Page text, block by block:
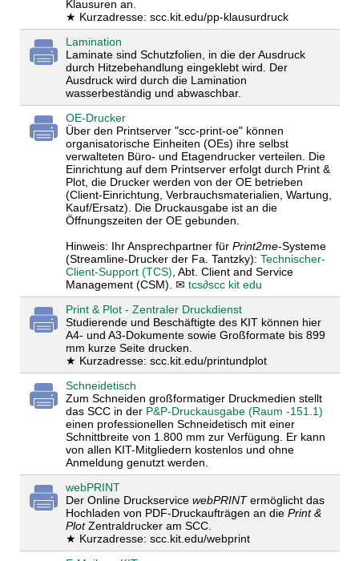
Klausuren an.
★ Kurzadresse: scc.kit.edu/pp-klausurdruck
Lamination
Laminate sind Schutzfolien, in die der Ausdruck
durch Hitzebehandlung eingeklebt wird. Der
Ausdruck wird durch die Lamination
wasserbeständig und abwaschbar.
OE-Drucker
Über den Printserver "scc-print-oe" können
organisatorische Einheiten (OEs) ihre selbst
verwalteten Büro- und Etagendrucker verteilen. Die
Einrichtung auf dem Printserver erfolgt durch Print &
Plot, die Drucker werden von der OE betrieben
(Client-Einrichtung, Verbrauchsmaterialien, Wartung,
Kauf/Ersatz). Die Druckausgabe ist an die
Öffnungszeiten der OE gebunden.
Hinweis: Ihr Ansprechpartner für Print2me-Systeme
(Streamline-Drucker der Fa. Tantzky): Technischer-
Client-Support (TCS) , Abt. Client and Service
Management (CSM). ✉ tcs∂scc kit edu
Print & Plot - Zentraler Druckdienst
Studierende und Beschäftigte des KIT können hier
A4- und A3-Dokumente sowie Großformate bis 899
mm kurze Seite drucken.
★ Kurzadresse: scc.kit.edu/printundplot
Schneidetisch
Zum Schneiden großformatiger Druckmedien stellt
das SCC in der P&P-Druckausgabe (Raum -151.1)
einen professionellen Schneidetisch mit einer
Schnittbreite von 1.800 mm zur Verfügung. Er kann
von allen KIT-Mitgliedern kostenlos und ohne
Anmeldung genutzt werden.
webPRINT
Der Online Druckservice webPRINTermöglicht das
Hochladen von PDF-Druckaufträgen an die Print &
PlotZentraldrucker am SCC.
★ Kurzadresse: scc.kit.edu/webprint